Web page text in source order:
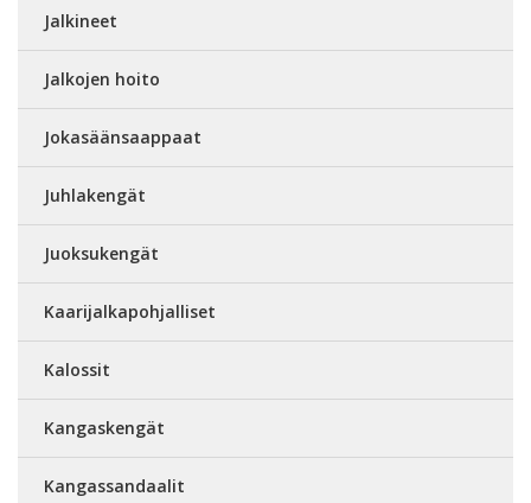
Jalkineet
Jalkojen hoito
Jokasäänsaappaat
Juhlakengät
Juoksukengät
Kaarijalkapohjalliset
Kalossit
Kangaskengät
Kangassandaalit